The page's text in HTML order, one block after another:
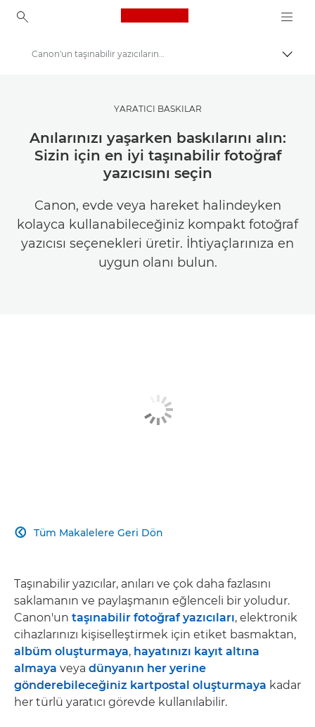
Canon Logo, back to
İçerik
İlham Alın | Fotoğrafçılık ve Baskı İpuçları ve Müşteri Kılavuzları
Fotoğrafçılık ve Baskı İpuçları ve Teknikleri
Canon'un taşınabilir yazıcılarını karşılaştırma
YARATICI BASKILAR
Anılarınızı yaşarken baskılarını alın:
Sizin için en iyi taşınabilir fotoğraf
yazıcısını seçin
Canon, evde veya hareket halindeyken
kolayca kullanabileceğiniz kompakt fotoğraf
yazıcısı seçenekleri üretir. İhtiyaçlarınıza en
uygun olanı bulun.
Tüm Makalelere Geri Dön

Taşınabilir yazıcılar, anıları ve çok daha fazlasını
saklamanın ve paylaşmanın eğlenceli bir yoludur.
Canon'un taşınabilir fotoğraf yazıcıları, elektronik
cihazlarınızı kişiselleştirmek için etiket basmaktan,
albüm oluşturmaya, hayatınızı kayıt altına
almaya veya dünyanın her yerine
gönderebileceğiniz kartpostal oluşturmaya kadar
her türlü yaratıcı görevde kullanılabilir.